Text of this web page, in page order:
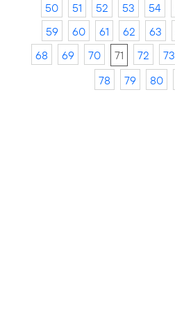
50
51 52 53 54
59
60 61 62 63
68
69 70 71 72 73
78
79 80